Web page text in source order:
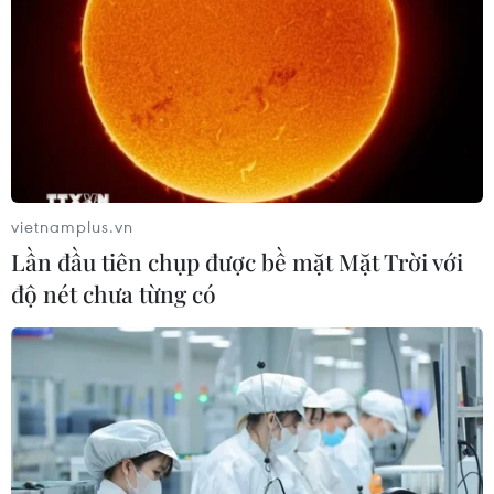
khoán SSI cũng cho rằng, với sự khác biệt lớn
giữa chính sách tiền tệ của Việt Nam và Mỹ thì
áp lực tỷ giá vẫn còn hiện hữu.
Ngoài ra, đồng VND còn chịu áp lực mang tính
mùa vụ từ việc chuyển lợi nhuận về nước của
các doanh nghiệp FDI. Do đó, áp lực tỷ giá sẽ
còn khá cao trong quý III/2023, nhưng sẽ hạ
nhiệt trong quý 4/2023.
Nhiều yếu tố hỗ trợ tỷ giá trong những tháng
cuối năm
Theo giới phân tích, dù áp lực tỷ giá vẫn còn
hiện hữu và cần theo dõi sát, song vấn đề này
không đáng lo ngại như tình hình cuối năm
2022. Bởi lẽ, đà tăng của đồng USD chỉ mang
vietnamplus.vn
Lần đầu tiên chụp được bề mặt Mặt Trời với
độ nét chưa từng có